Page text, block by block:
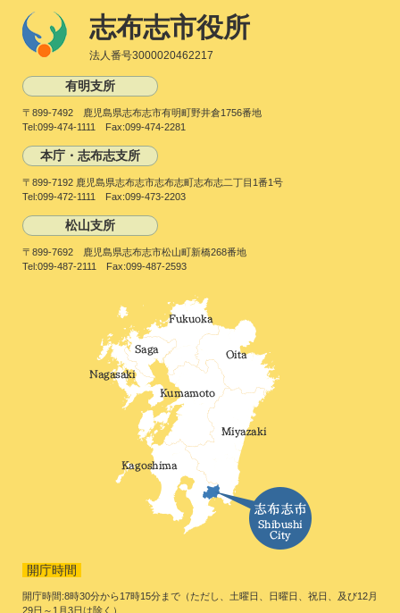
志布志市役所
法人番号3000020462217
有明支所
〒899-7492 鹿児島県志布志市有明町野井倉1756番地
Tel:099-474-1111 Fax:099-474-2281
本庁・志布志支所
〒899-7192 鹿児島県志布志市志布志町志布志二丁目1番1号
Tel:099-472-1111 Fax:099-473-2203
松山支所
〒899-7692 鹿児島県志布志市松山町新橋268番地
Tel:099-487-2111 Fax:099-487-2593
開庁時間
開庁時間:8時30分から17時15分まで（ただし、土曜日、日曜日、祝日、及び12月
29日～1月3日は除く）